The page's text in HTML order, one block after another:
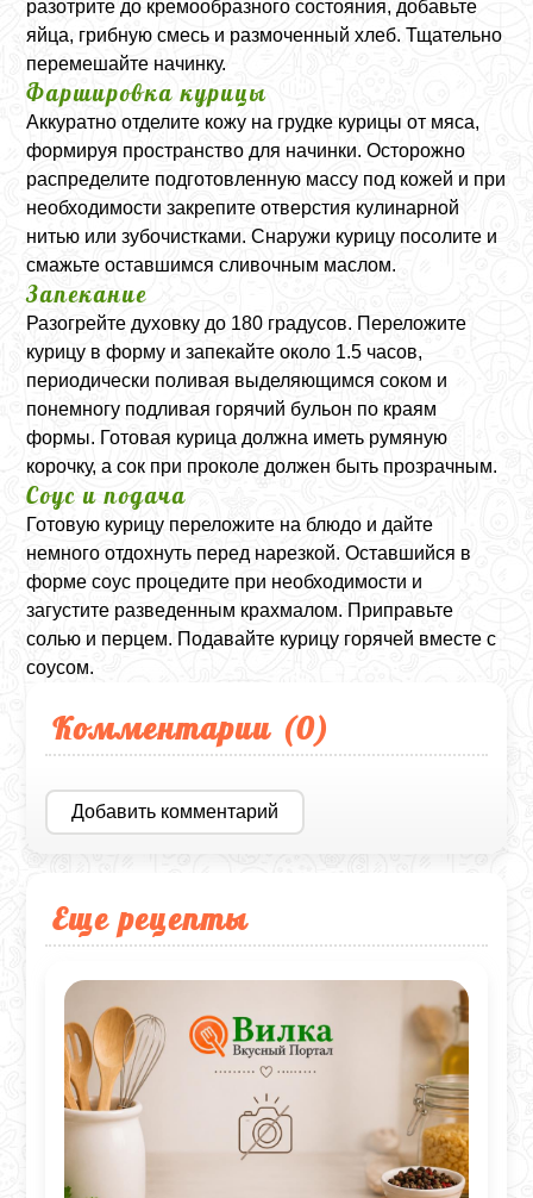
разотрите до кремообразного состояния, добавьте
яйца, грибную смесь и размоченный хлеб. Тщательно
перемешайте начинку.
Фаршировка курицы
Аккуратно отделите кожу на грудке курицы от мяса,
формируя пространство для начинки. Осторожно
распределите подготовленную массу под кожей и при
необходимости закрепите отверстия кулинарной
нитью или зубочистками. Снаружи курицу посолите и
смажьте оставшимся сливочным маслом.
Запекание
Разогрейте духовку до 180 градусов. Переложите
курицу в форму и запекайте около 1.5 часов,
периодически поливая выделяющимся соком и
понемногу подливая горячий бульон по краям
формы. Готовая курица должна иметь румяную
корочку, а сок при проколе должен быть прозрачным.
Соус и подача
Готовую курицу переложите на блюдо и дайте
немного отдохнуть перед нарезкой. Оставшийся в
форме соус процедите при необходимости и
загустите разведенным крахмалом. Приправьте
солью и перцем. Подавайте курицу горячей вместе с
соусом.
Комментарии (0)
Добавить комментарий
Еще рецепты